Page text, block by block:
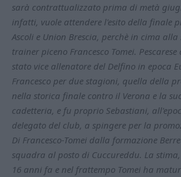
sarà contrattualizzato prima di metà
infatti, vuole attendere l'esito della finale
Ascoli e Union Brescia, perchè in cima
trainer piceno Francesco Tomei. Pescarese
stato vice allenatore del Delfino in epoca
Francesco per due stagioni, quella della
nella storica finale contro il Verona e la
cadetteria, e fu proprio Sebastiani,
delegato del club, a spingere per la
Di Francesco-Tomei dalla formazione
squadra al posto di Cuccureddu. La
16 anni fa e nel frattempo Tomei ha